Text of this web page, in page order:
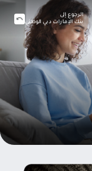
الرجوع إلى
بنك الإمارات دبي الوطني